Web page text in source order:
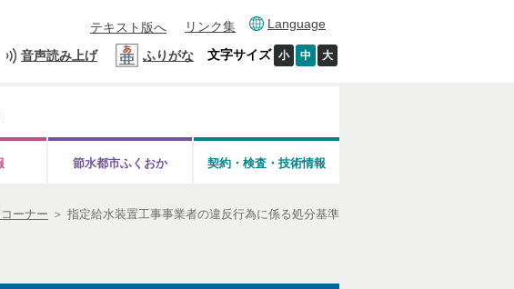
テキスト版へ リンク集 Language
音声読み上げ ふりがな 文字サイズ 小 中 大
節水都市ふくおか 契約・検査・技術情報
ーナー ＞ 指定給水装置工事事業者の違反行為に係る処分基準